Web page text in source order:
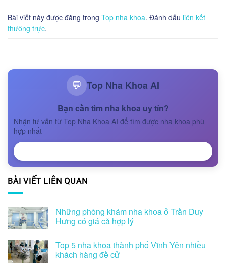
Bài viết này được đăng trong Top nha khoa. Đánh dấu liên kết
thường trực.
💬 Top Nha Khoa AI
Bạn cần tìm nha khoa uy tín?
Nhận tư vấn từ Top Nha Khoa AI để tìm được nha khoa phù
hợp nhất
BÀI VIẾT LIÊN QUAN
Những phòng khám nha khoa ở Trần Duy
Hưng có giá cả hợp lý
Top 5 nha khoa thành phố Vĩnh Yên nhiều
khách hàng đề cử